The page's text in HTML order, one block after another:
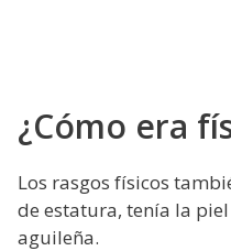
¿Cómo era
Los rasgos físicos
de estatura, tenía la
aguileña.